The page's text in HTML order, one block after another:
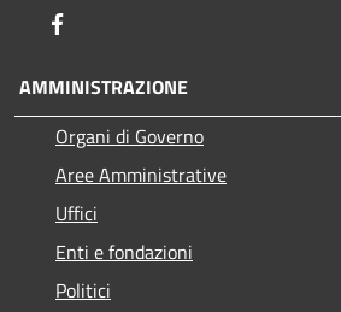
AMMINISTRAZIONE
Organi di Governo
Aree Amministrative
Uffici
Enti e fondazioni
Politici